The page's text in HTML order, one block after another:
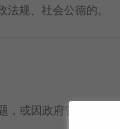
规、社会公德的。
，或因政府管制而造